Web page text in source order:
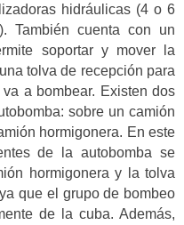
hidráulicas (4 o 6
También cuenta con un
soportar y mover la
tolva de recepción para
a bombear. Existen dos
sobre un camión
hormigonera. En este
de la autobomba se
hormigonera y la tolva
que el grupo de bombeo
de la cuba. Además,